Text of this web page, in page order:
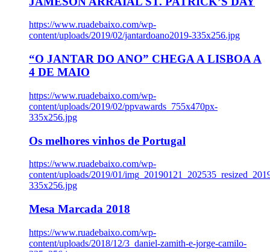
https://www.ruadebaixo.com/wp-
content/uploads/2019/02/jantardoano2019-335x256.jpg
“O JANTAR DO ANO” CHEGA A LISBOA A
4 DE MAIO
https://www.ruadebaixo.com/wp-
content/uploads/2019/02/ppvawards_755x470px-
335x256.jpg
Os melhores vinhos de Portugal
https://www.ruadebaixo.com/wp-
content/uploads/2019/01/
335x256.jpg
Mesa Marcada 2018
https://www.ruadebaixo.com/wp-
content/uploads/2018/12/3_daniel-zamith-e-jorge-camilo-